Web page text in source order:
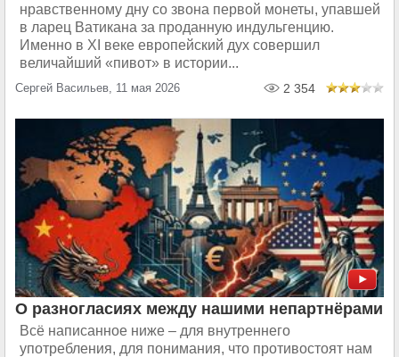
нравственному дну со звона первой монеты, упавшей
в ларец Ватикана за проданную индульгенцию.
Именно в XI веке европейский дух совершил
величайший «пивот» в истории...
Сергей Васильев, 11 мая 2026 2 354
О разногласиях между нашими непартнёрами
Всё написанное ниже – для внутреннего
употребления, для понимания, что противостоят нам